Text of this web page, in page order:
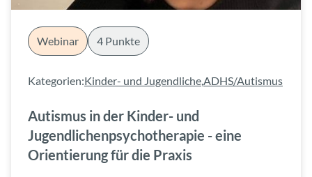
Webinar 4 Punkte
Kategorien:Kinder- und Jugendliche,ADHS/Autismus
Autismus in der Kinder- und
Jugendlichenpsychotherapie - eine
Orientierung für die Praxis